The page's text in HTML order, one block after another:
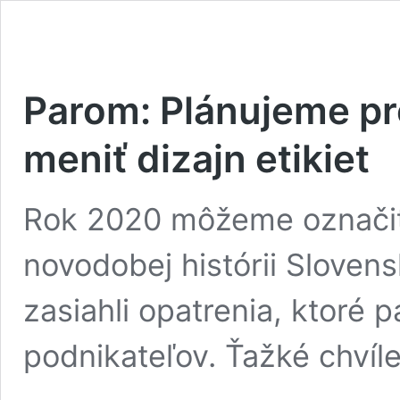
Parom: Plánujeme
meniť dizajn etikiet
Rok 2020 môžeme
novodobej histórii
zasiahli opatrenia, ktoré
podnikateľov. Ťažké